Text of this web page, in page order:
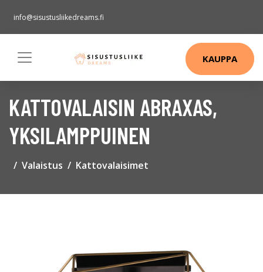
info@sisustusliikedreams.fi
KAUPPA
KATTOVALAISIN ABRAXAS,
YKSILAMPPUINEN
Valaistus Kattovalaisimet